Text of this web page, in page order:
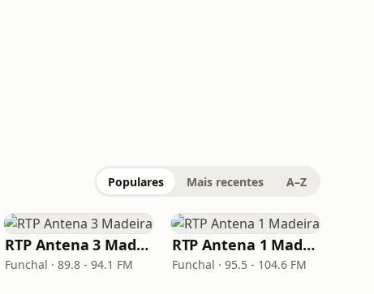
Populares Mais recentes A–Z
RTP Antena 3 Madeira
Funchal · 89.8 - 94.1 FM
RTP Antena 1 Madeira
Funchal · 95.5 - 104.6 FM